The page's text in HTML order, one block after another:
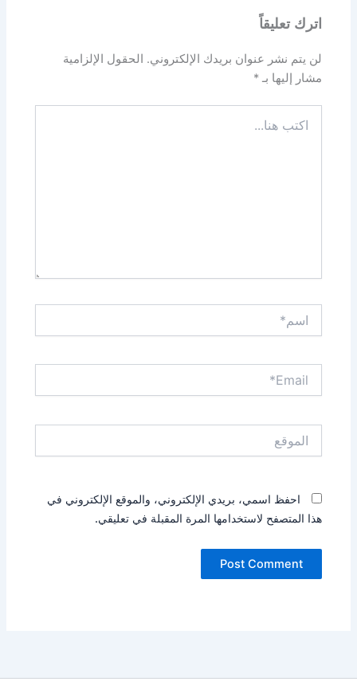
اترك تعليقاً
لن يتم نشر عنوان بريدك الإلكتروني. الحقول الإلزامية
مشار إليها بـ*
هنا...
احفظ اسمي، بريدي الإلكتروني، والموقع الإلكتروني في
هذا المتصفح لاستخدامها المرة المقبلة في تعليقي.